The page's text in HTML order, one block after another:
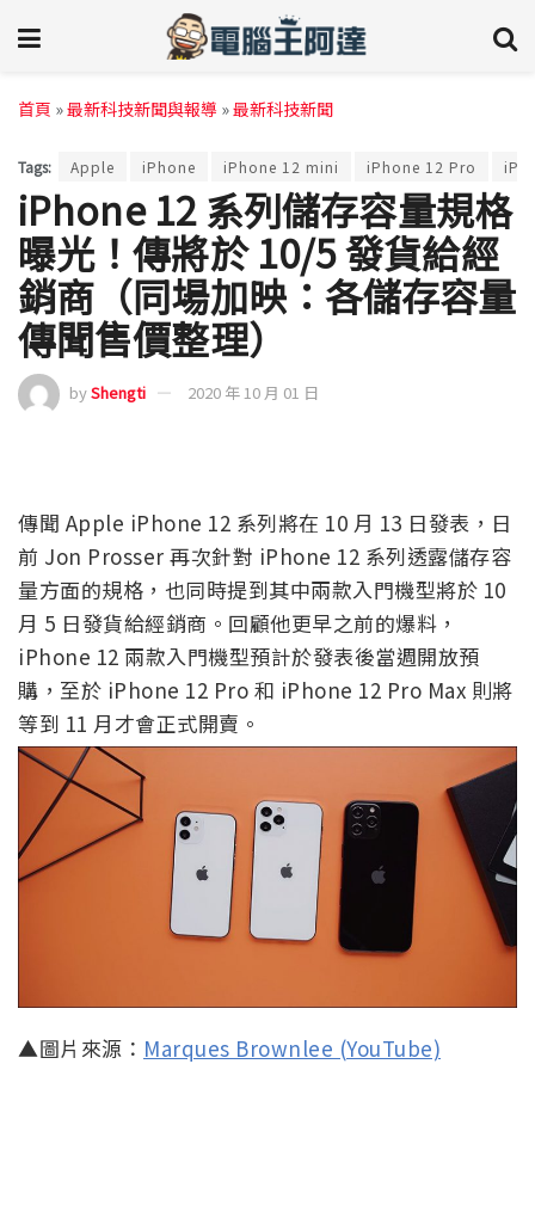
首頁 »最新科技新聞與報導 »最新科技新聞
Tags: Apple iPhone iPhone 12 mini iPhone 12 Pro
iPhone 12 系列儲存容量規格
曝光！傳將於 10/5 發貨給經
銷商（同場加映：各儲存容量
傳聞售價整理）
byShengti 2020 年 10 月 01 日
傳聞 Apple iPhone 12 系列將在 10 月 13 日發表，日
前 Jon Prosser 再次針對 iPhone 12 系列透露儲存容
量方面的規格，也同時提到其中兩款入門機型將於 10
月 5 日發貨給經銷商。回顧他更早之前的爆料，
iPhone 12 兩款入門機型預計於發表後當週開放預
購，至於 iPhone 12 Pro 和 iPhone 12 Pro Max 則將
等到 11 月才會正式開賣。
▲圖片來源： Marques Brownlee (YouTube)